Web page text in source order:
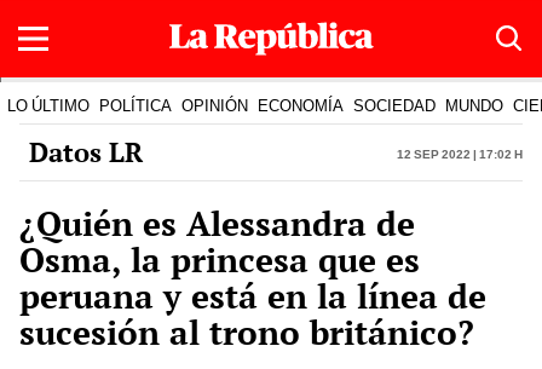
LO ÚLTIMO POLÍTICA OPINIÓN ECONOMÍA SOCIEDAD MUNDO
Datos LR 12 Sep 2022 | 17:02 h
¿Quién es Alessandra de
Osma, la princesa que es
peruana y está en la línea de
sucesión al trono británico?